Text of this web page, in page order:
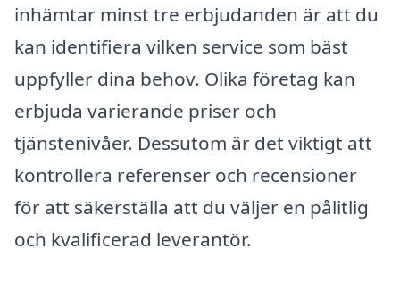
inhämtar minst tre erbjudanden är att du
kan identifiera vilken service som bäst
uppfyller dina behov. Olika företag kan
erbjuda varierande priser och
tjänstenivåer. Dessutom är det viktigt att
kontrollera referenser och recensioner
för att säkerställa att du väljer en pålitlig
och kvalificerad leverantör.